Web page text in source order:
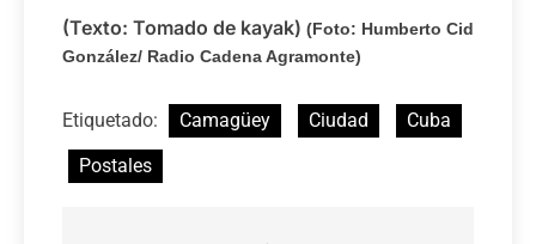
(Texto: Tomado de kayak) (Foto: Humberto Cid
González/ Radio Cadena Agramonte)
Etiquetado: Camagüey Ciudad
Cuba
Postales